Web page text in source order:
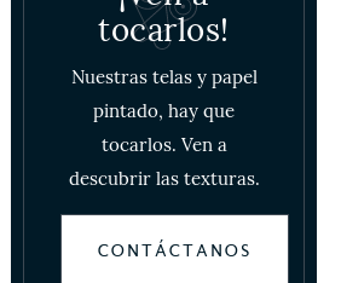
tocarlos!
Nuestras telas y papel
pintado, hay que
tocarlos. Ven a
descubrir las texturas.
CONTÁCTANOS